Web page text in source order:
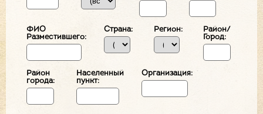
ФИО
Разместившего:
Страна: Регион:
Район/
Город:
Район
города:
Населенный
пункт:
Организация: